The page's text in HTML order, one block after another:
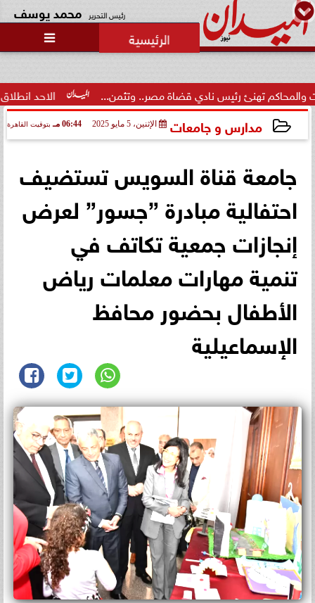
رئيس التحرير محمد يوسف

الاحد انطلاق  المرحلة رئيس نادي قضاة مصر.. وتثمن...
مدارس و جامعات الإثنين، 5 مايو 2025 06:44 مـ بتوقيت القاهرة
جامعة قناة السويس تستضيف
احتفالية مبادرة ”جسور” لعرض
إنجازات جمعية تكاتف في
تنمية مهارات معلمات رياض
الأطفال بحضور محافظ
الإسماعيلية